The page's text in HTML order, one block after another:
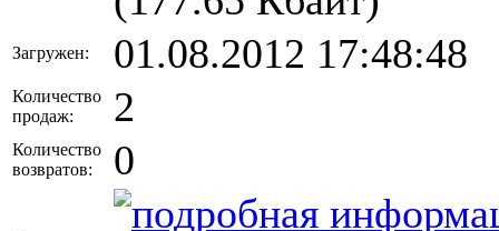
Загружен: 01.08.2012 17:48:48
Количество
продаж:
2
Количество
возвратов:
0